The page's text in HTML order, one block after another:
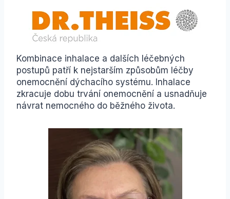
Kombinace inhalace a dalších léčebných
postupů patří k nejstarším způsobům léčby
onemocnění dýchacího systému. Inhalace
zkracuje dobu trvání onemocnění a usnadňuje
návrat nemocného do běžného života.